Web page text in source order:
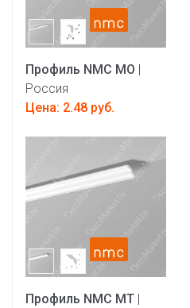
Профиль NMC MO |
Россия
Цена: 2.48 руб.
Профиль NMC MT |